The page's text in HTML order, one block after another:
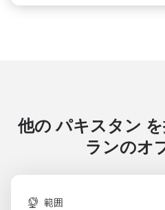
他の パキスタン
ランのオ
範囲